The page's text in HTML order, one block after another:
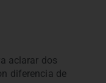
aclarar dos
diferencia de